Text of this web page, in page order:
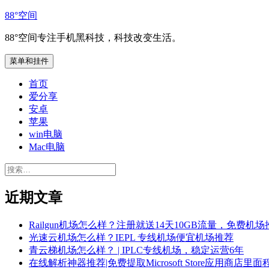
跳
内
容
88°空间
88°空间专注手机黑科技，科技改变生活。
菜单和挂件
首页
爱分享
安卓
苹果
win电脑
Mac电脑
搜
近期文章
Railgun机场怎么样？注册就送14天10GB流量，免费机场
光速云机场怎么样？IEPL 专线机场便宜机场推荐
青云梯机场怎么样？ | IPLC专线机场，稳定运营6年
在线解析神器推荐|免费提取Microsoft Store应用商店里面